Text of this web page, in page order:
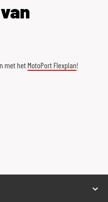
met hetMotoPort Flexplan!